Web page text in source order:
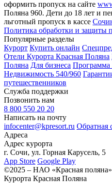
оформить пропуск на сайте
Поляна 960. Дети до 18 лет и
льготный пропуск в кассе
Политика обработки и защиты
Популярные разделы
Курорт Купить онлайн
Отели Курорта Красная Поляна
Поляна Для бизнеса Программа
Недвижимость 540/960
путешественников
Служба поддержки
Позвонить нам
8 800 550 20 20
Написать на почту
infocenter@kpresort.ru Обратная
Адреса
Адрес курорта
г. Сочи, ул. Горная Карусель, 5
App Store Google Play
©2025 – НАО «Красная
Курорта Красная Поляна